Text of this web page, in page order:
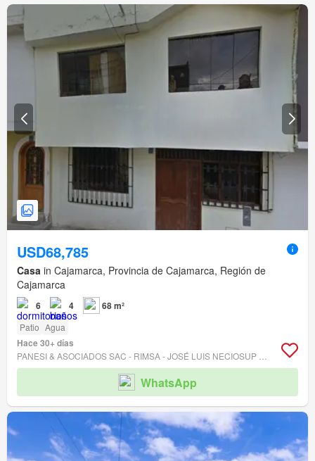
USD68,785
Casa in Cajamarca, Provincia de Cajamarca, Región de
Cajamarca
6 4 68 m²
Patio Agua
Hace 30+ días
WhatsApp